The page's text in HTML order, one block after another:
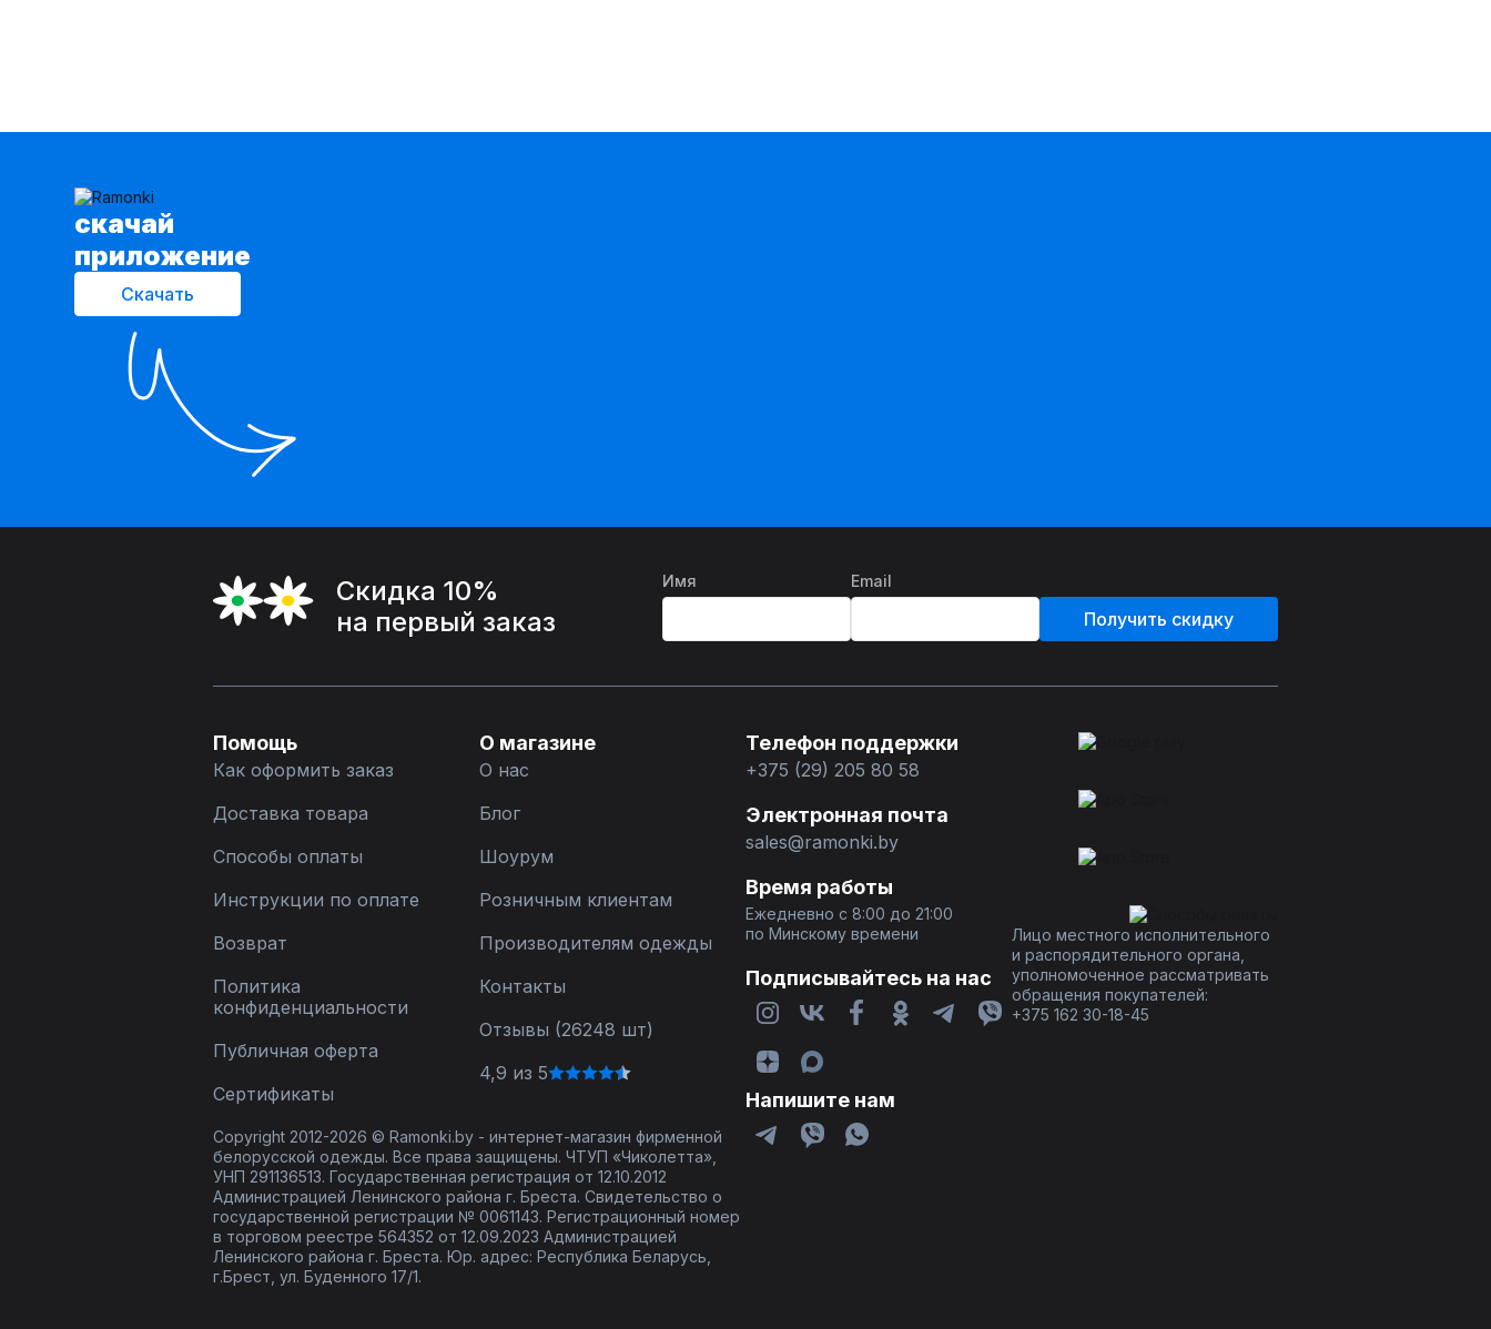
cкачай
приложение
Скачать
Скидка 10%
на первый заказ
Имя Email
Получить скидку
Помощь
Как оформить заказ
Доставка товара
Способы оплаты
Инструкции по оплате
Возврат
Политика
конфиденциальности
Публичная оферта
Сертификаты
О магазине
О нас
Блог
Шоурум
Розничным клиентам
Производителям одежды
Контакты
Отзывы (26248 шт)
4,9 из 5
Телефон поддержки
+375 (29) 205 80 58
Электронная почта
sales@ramonki.by
Время работы
Ежедневно с 8:00 до 21:00
по Минскому времени
Подписывайтесь на нас
Напишите нам
Лицо местного исполнительного
и распорядительного органа,
уполномоченное рассматривать
обращения покупателей:
+375 162 30-18-45
Copyright 2012-2026 © Ramonki.by - интернет-магазин фирменной
белорусской одежды. Все права защищены. ЧТУП «Чиколетта»,
УНП 291136513. Государственная регистрация от 12.10.2012
Администрацией Ленинского района г. Бреста. Свидетельство о
государственной регистрации № 0061143. Регистрационный номер
в торговом реестре 564352 от 12.09.2023 Администрацией
Ленинского района г. Бреста. Юр. адрес: Республика Беларусь,
г.Брест, ул. Буденного 17/1.